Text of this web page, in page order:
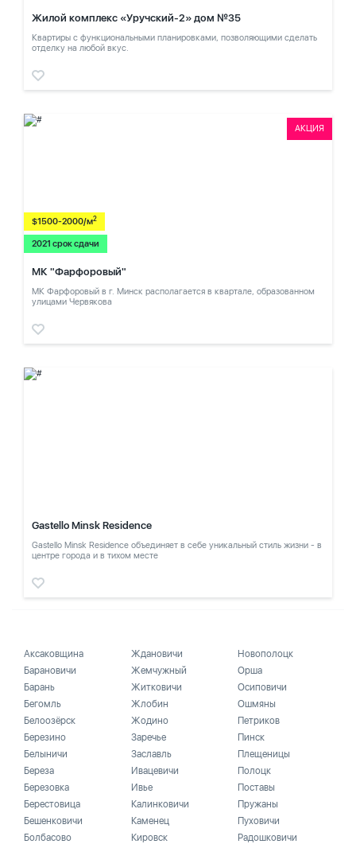
Жилой комплекс «Уручский-2» дом №35
Квартиры с функциональными планировками, позволяющими сделать
отделку на любой вкус.
АКЦИЯ
$1500-2000/м2
2021 срок сдачи
МК "Фарфоровый"
МК Фарфоровый в г. Минск располагается в квартале, образованном
улицами Червякова
Gastello Minsk Residence
Gastello Minsk Residence объединяет в себе уникальный стиль жизни - в
центре города и в тихом месте
Аксаковщина
Барановичи
Барань
Бегомль
Белоозёрск
Березино
Белыничи
Береза
Березовка
Берестовица
Бешенковичи
Болбасово
Ждановичи
Жемчужный
Житковичи
Жлобин
Жодино
Заречье
Заславль
Ивацевичи
Ивье
Калинковичи
Каменец
Кировск
Новополоцк
Орша
Осиповичи
Ошмяны
Петриков
Пинск
Плещеницы
Полоцк
Поставы
Пружаны
Пуховичи
Радошковичи